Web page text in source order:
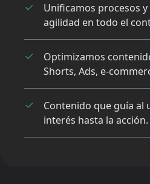
Unificamos procesos
agilidad en todo el
Optimizamos
Shorts, Ads, e-
Contenido que guía al
interés hasta la acción.